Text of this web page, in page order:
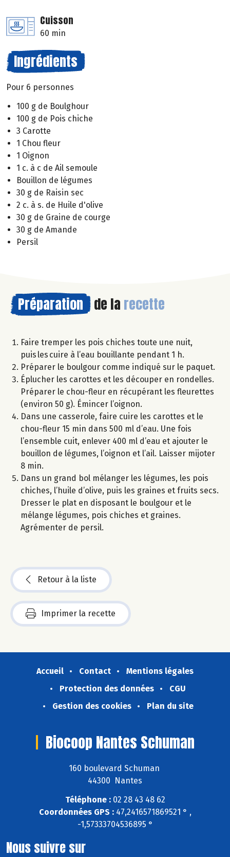
Cuisson
60 min
Ingrédients
Pour 6 personnes
100 g de Boulghour
100 g de Pois chiche
3 Carotte
1 Chou fleur
1 Oignon
1 c. à c de Ail semoule
Bouillon de légumes
30 g de Raisin sec
2 c. à s. de Huile d'olive
30 g de Graine de courge
30 g de Amande
Persil
Préparation de la recette
Faire tremper les pois chiches toute une nuit,
puis les cuire à l’eau bouillante pendant 1 h.
Préparer le boulgour comme indiqué sur le paquet.
Éplucher les carottes et les découper en rondelles.
Préparer le chou-fleur en récupérant les fleurettes
(environ 50 g). Émincer l’oignon.
Dans une casserole, faire cuire les carottes et le
chou-fleur 15 min dans 500 ml d’eau. Une fois
l’ensemble cuit, enlever 400 ml d’eau et ajouter le
bouillon de légumes, l’oignon et l’ail. Laisser mijoter
8 min.
Dans un grand bol mélanger les légumes, les pois
chiches, l’huile d’olive, puis les graines et fruits secs.
Dresser le plat en disposant le boulgour et le
mélange légumes, pois chiches et graines.
Agrémenter de persil.
Retour à la liste
Imprimer la recette
Accueil Contact
Mentions légales
Protection des données
CGU
Gestion des cookies
Plan du site
Biocoop Nantes Schuman
160 boulevard Schuman
44300 Nantes
Téléphone :02 28 43 48 62
Coordonnées GPS :47,2416571869521 ° ,
-1,57333704536895 °
Nous suivre sur